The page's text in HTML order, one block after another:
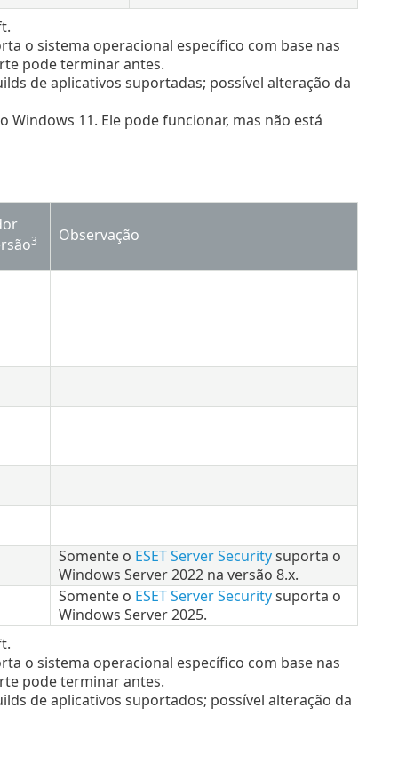
o sistema operacional específico com base nas
pode terminar antes.
de aplicativos suportadas; possível alteração da
Windows 11. Ele pode funcionar, mas não está
3 Observação
Somente o ESET Server Securitysuporta o
Windows Server 2022 na versão 8.x.
Somente o ESET Server Securitysuporta o
Windows Server 2025.
o sistema operacional específico com base nas
pode terminar antes.
de aplicativos suportados; possível alteração da